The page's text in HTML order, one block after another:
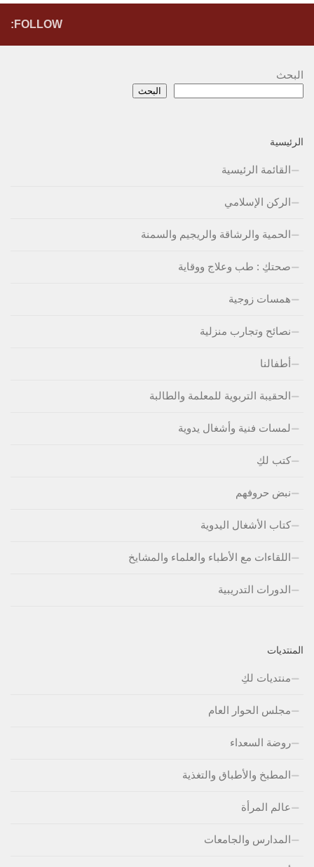
FOLLOW:
البحث
البحث
الرئيسية
القائمة الرئيسية
الركن الإسلامي
الحمية والرشاقة والريجيم والسمنة
صحتكِ : طب وعلاج ووقاية
همسات زوجية
نصائح وتجارب منزلية
أطفالنا
الحقيبة التربوية للمعلمة والطالبة
لمسات فنية وأشغال يدوية
كتب لكِ
نبض حروفهم
كتاب الأشغال اليدوية
اللقاءات مع الأطباء والعلماء والمشايخ
الدورات التدريبية
المنتديات
منتديات لكِ
مجلس الحوار العام
روضة السعداء
المطبخ والأطباق والتغذية
عالم المرأة
المدارس والجامعات